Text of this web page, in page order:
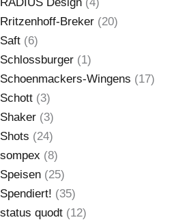
Rritzenhoff-Breker (20)
Saft (6)
Schlossburger (1)
Schoenmackers-Wingens (17)
Schott (3)
Shaker (3)
Shots (24)
sompex (8)
Speisen (25)
Spendiert! (35)
status quodt (12)